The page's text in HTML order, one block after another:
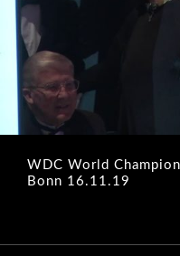
WDC World
Bonn 16.11.19